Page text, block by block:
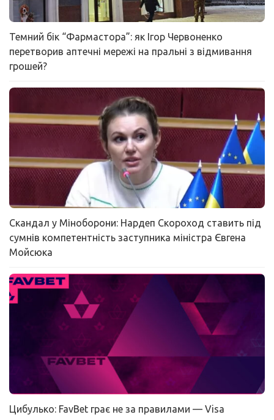
Темний бік “Фармастора”: як Ігор Червоненко
перетворив аптечні мережі на пральні з відмивання
грошей?
Скандал у Міноборони: Нардеп Скороход ставить під
сумнів компетентність заступника міністра Євгена
Мойсюка
Цибулько: FavBet грає не за правилами — Visa